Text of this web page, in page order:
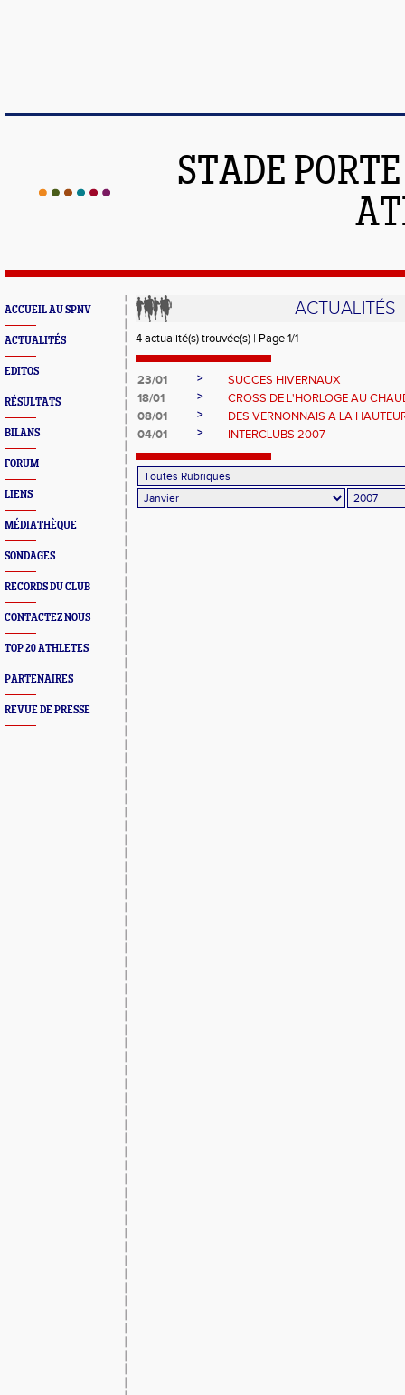
STADE
ACCUEIL AU SPNV
ACTUALITÉS
EDITOS
RÉSULTATS
BILANS
FORUM
LIENS
MÉDIATHÈQUE
SONDAGES
RECORDS DU CLUB
CONTACTEZ NOUS
TOP 20 ATHLETES
PARTENAIRES
REVUE DE PRESSE
ACTUALITÉS
4 actualité(s) trouvée(s) | Page 1/1
23/01 >
SUCCES HIVERNAUX
18/01
>
CROSS DE L'HORLOGE AU
08/01
>
DES VERNONNAIS A LA
04/01
> INTERCLUBS 2007